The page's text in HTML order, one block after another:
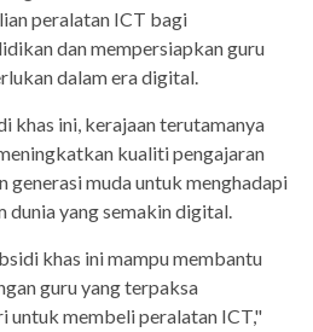
peralatan ICT bagi
dan mempersiapkan guru
dalam era digital.
khas ini, kerajaan terutamanya
kualiti pengajaran
generasi muda untuk menghadapi
dunia yang semakin digital.
khas ini mampu membantu
guru yang terpaksa
untuk membeli peralatan ICT,"